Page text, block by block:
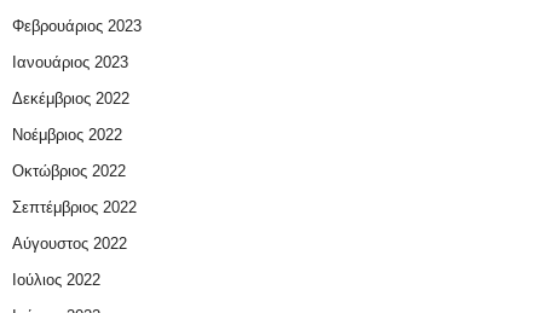
Φεβρουάριος 2023
Ιανουάριος 2023
Δεκέμβριος 2022
Νοέμβριος 2022
Οκτώβριος 2022
Σεπτέμβριος 2022
Αύγουστος 2022
Ιούλιος 2022